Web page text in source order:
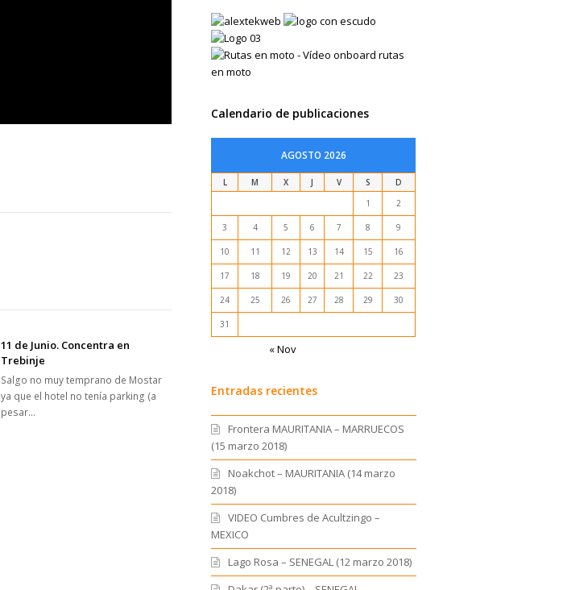
11 de Junio. Concentra en
Trebinje
Salgo no muy temprano de Mostar
ya que el hotel no tenía parking (a
pesar…
Calendario de publicaciones
AGOSTO 2026
L M X J V S
D
1
2
3 4 5 6 7 8 9
10 11 12 13 14 15 16
17 18 19 20 21 22 23
24 25 26 27 28 29 30
31
« Nov
Entradas recientes
Frontera MAURITANIA – MARRUECOS
(15 marzo 2018)
Noakchot – MAURITANIA (14 marzo
2018)
VIDEO Cumbres de Acultzingo –
MEXICO
Lago Rosa – SENEGAL (12 marzo 2018)